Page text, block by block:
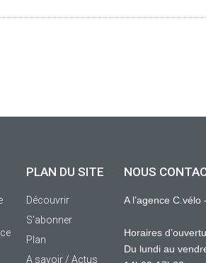
PLAN DU SITE
Découvrir
S'abonner
Plan
A savoir / Actus
NOUS
A l’agence
Horaires
Du lundi au